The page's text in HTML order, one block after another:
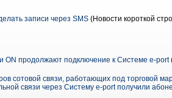
записи через SMS (Новости короткой
ON продолжают подключение к Системе e-port
сотовой связи, работающих под торговой
связи через Систему e-port получили